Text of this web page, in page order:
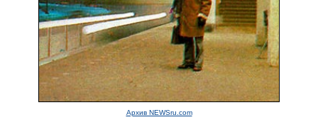
Архив NEWSru.com